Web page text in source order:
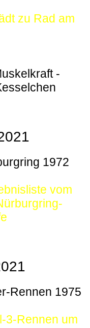
zu Rad am
-
1972
vom
Rennen 1975
3-Rennen um